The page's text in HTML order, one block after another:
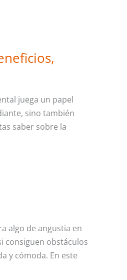
juega un papel
sino también
saber sobre la
algo de angustia en
consiguen obstáculos
y cómoda. En este